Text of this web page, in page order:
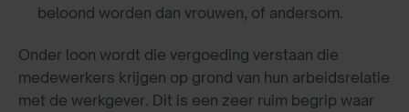
beloond worden dan vrouwen, of andersom.
Onder loon wordt die vergoeding verstaan die
medewerkers krijgen op grond van hun arbeidsrelatie
met de werkgever. Dit is een zeer ruim begrip waar